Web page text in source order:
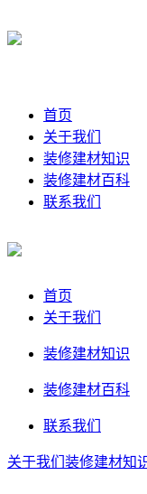
首页
关于我们
装修建材知识
装修建材百科
联系我们
首页
关于我们
装修建材知识
装修建材百科
联系我们
关于我们 装修建材知